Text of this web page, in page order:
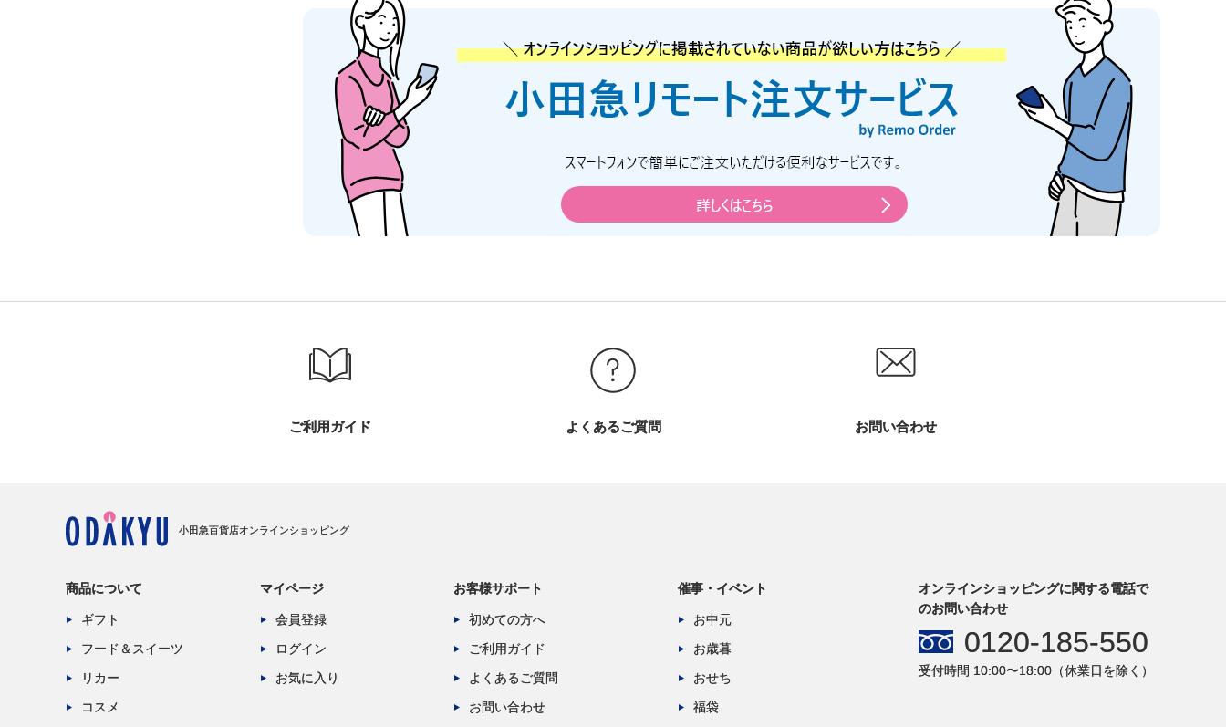
ご利用ガイド よくあるご質問 お問い合わせ
小田急百貨店オンラインショッピング
商品について
ギフト
フード＆スイーツ
リカー
コスメ
マイページ
会員登録
ログイン
お気に入り
お客様サポート
初めての方へ
ご利用ガイド
よくあるご質問
お問い合わせ
催事・イベント
お中元
お歳暮
おせち
福袋
オンラインショッピングに関する電話で
のお問い合わせ
0120-185-550
受付時間 10:00〜18:00（休業日を除く）